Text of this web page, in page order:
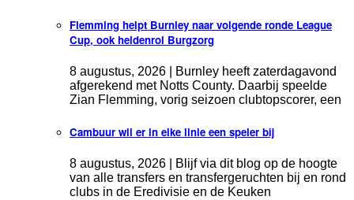
Flemming helpt Burnley naar volgende ronde League
Cup, ook heldenrol Burgzorg
8 augustus, 2026 | Burnley heeft zaterdagavond
afgerekend met Notts County. Daarbij speelde
Zian Flemming, vorig seizoen clubtopscorer, een
Cambuur wil er in elke linie een speler bij
8 augustus, 2026 | Blijf via dit blog op de hoogte
van alle transfers en transfergeruchten bij en rond
clubs in de Eredivisie en de Keuken